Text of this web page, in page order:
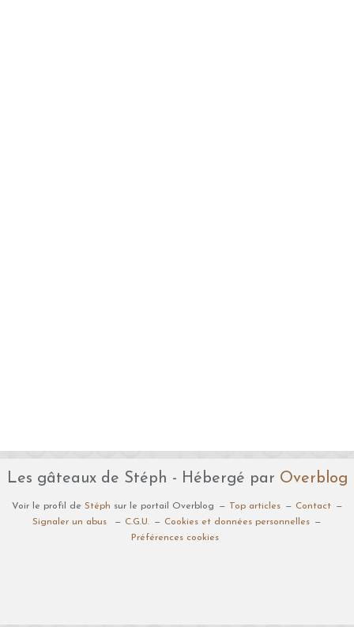
Les gâteaux de Stéph - Hébergé par Overblog
Voir le profil de Stéph sur le portail Overblog Top articles
Contact
Signaler un abus
C.G.U.
Cookies et données personnelles
Préférences cookies